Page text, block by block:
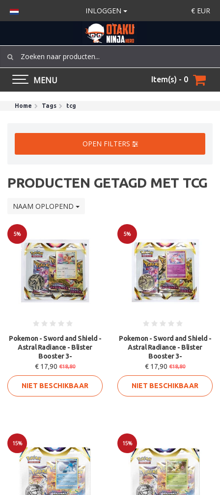
INLOGGEN € EUR
MENU Item(s) - 0
Home Tags tcg
OPEN FILTERS
PRODUCTEN GETAGD MET TCG
NAAM OPLOPEND
5%
Sale
Pokemon - Sword and Shield -
Astral Radiance - Blister
Booster 3-
€ 17,90 €18,80
NIET BESCHIKBAAR
5%
Pokemon - Sword and Shield -
Astral Radiance - Blister
Booster 3-
€ 17,90 €18,80
NIET BESCHIKBAAR
15%
Sale
15%
Sale